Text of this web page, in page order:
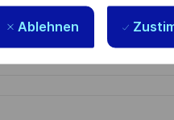
Ablehnen
alerts
alerts